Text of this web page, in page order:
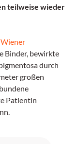
teilweise wieder
Binder, bewirkte
durch
großen
Patientin